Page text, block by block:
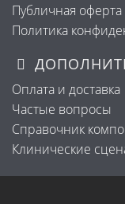
Публичная оферта
Политика
Оплата и доставка
Частые вопросы
Справочник
Клинические